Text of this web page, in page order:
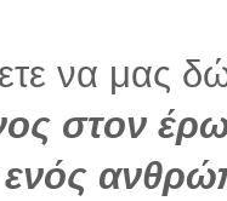
να μας
στον